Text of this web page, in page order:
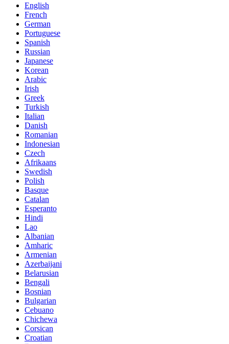
English
French
German
Portuguese
Spanish
Russian
Japanese
Korean
Arabic
Irish
Greek
Turkish
Italian
Danish
Romanian
Indonesian
Czech
Afrikaans
Swedish
Polish
Basque
Catalan
Esperanto
Hindi
Lao
Albanian
Amharic
Armenian
Azerbaijani
Belarusian
Bengali
Bosnian
Bulgarian
Cebuano
Chichewa
Corsican
Croatian